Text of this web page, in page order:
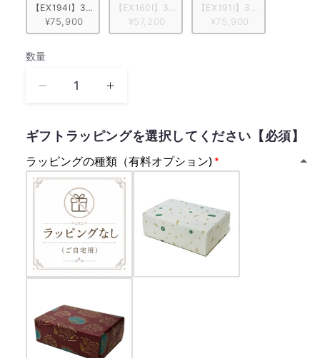
【EX194I】30弁 ORPHEUS イタリア象嵌小物入れ付き　レッド/花柄
¥75,900
【EX160I】30弁 ORPHEUS 突板仕上げ　ブルー
¥57,200
【EX191I】30弁 ORPHEUS
¥75,900
数
数量
の
藤
原
央
BUMP
CHICKEN【MM308S+GFJ】
数
量
を
車
の
藤
原
BUMP
OF
CHICKEN【MM308S+GFJ】
量
を
ギフトラッピングを選択してください【必須】
ラッピングの種類（有料オプション)